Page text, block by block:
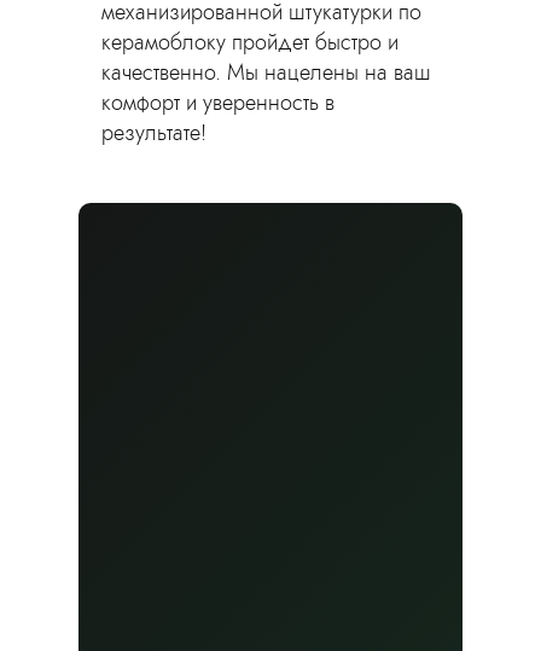
механизированной штукатурки по
керамоблоку пройдет быстро и
качественно. Мы нацелены на ваш
комфорт и уверенность в
результате!